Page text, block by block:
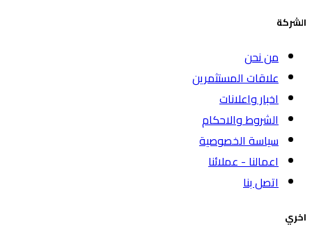
الشركة
من نحن
علاقات المستثمرين
اخبار واعلانات
الشروط والاحكام
سياسة الخصوصية
اعمالنا - عملائنا
اتصل بنا
اخري